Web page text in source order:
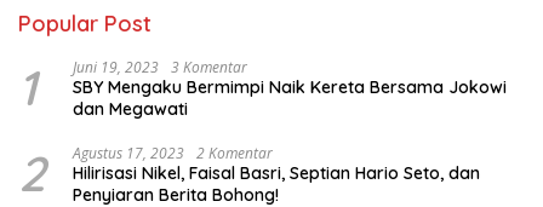
Popular Post
1 Juni 19, 2023 3 Komentar
SBY Mengaku Bermimpi Naik Kereta Bersama Jokowi
dan Megawati
2 Agustus 17, 2023 2 Komentar
Hilirisasi Nikel, Faisal Basri, Septian Hario Seto, dan
Penyiaran Berita Bohong!